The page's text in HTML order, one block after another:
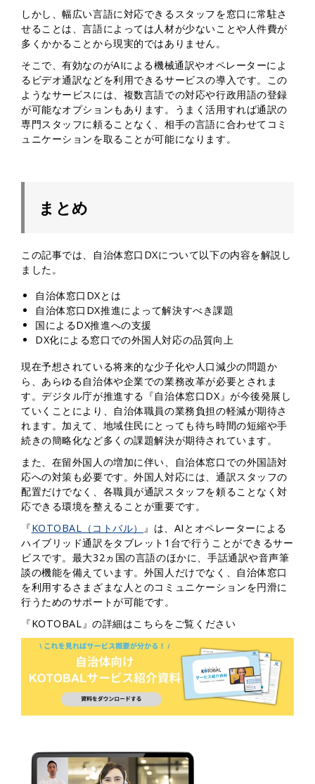
しかし、幅広い言語に対応できるスタッフを窓口に常駐さ
せることは、言語によっては人材が少ないことや人件費が
多くかかることから現実的ではありません。
そこで、有効なのがAIによる機械通訳やオペレーターによ
るビデオ通訳などを利用できるサービスの導入です。この
ようなサービスには、複数言語での対応や行政用語の登録
が可能なオプションもあります。うまく活用すれば通訳の
専門スタッフに頼ることなく、相手の言語に合わせてコミ
ュニケーションを取ることが可能になります。
まとめ
この記事では、自治体窓口DXについて以下の内容を解説し
ました。
自治体窓口DXとは
自治体窓口DX推進によって解決すべき課題
国によるDX推進への支援
DX化による窓口での外国人対応の品質向上
現在予想されている将来的な少子化や人口減少の問題か
ら、あらゆる自治体や企業での業務改革が必要とされま
す。デジタル庁が推進する『自治体窓口DX』が今後発展し
ていくことにより、自治体職員の業務負担の軽減が期待さ
れます。加えて、地域住民にとっても待ち時間の短縮や手
続きの簡略化など多くの課題解決が期待されています。
また、在留外国人の増加に伴い、自治体窓口での外国語対
応への対策も必要です。外国人対応には、通訳スタッフの
配置だけでなく、各職員が通訳スタッフを頼ることなく対
応できる環境を整えることが重要です。
『KOTOBAL（コトバル）
』は、AIとオペレーターによる
ハイブリッド通訳をタブレット1台で行うことができるサー
ビスです。最大32ヵ国の言語のほかに、手話通訳や音声筆
談の機能を備えています。外国人だけでなく、自治体窓口
を利用するさまざまな人とのコミュニケーションを円滑に
行うためのサポートが可能です。
『KOTOBAL』の詳細はこちらをご覧ください